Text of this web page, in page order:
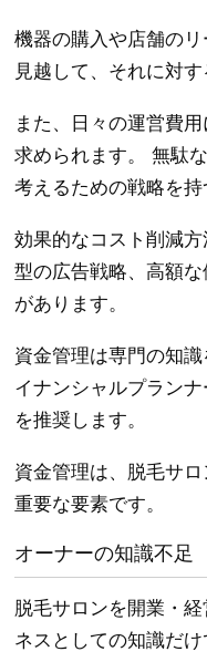
機器の購入や店舗の
見越して、それに対
また、日々の運営費
求められます。 無駄
考えるための戦略を持
効果的なコスト削減
型の広告戦略、高額
があります。
資金管理は専門の知
イナンシャルプラン
を推奨します。
資金管理は、脱毛サ
重要な要素です。
オーナーの知識不足
脱毛サロンを開業・
ネスとしての知識だ